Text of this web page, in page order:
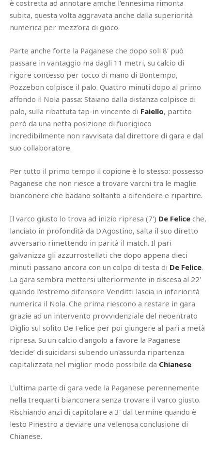
è costretta ad annotare amche l'ennesima rimonta
subita, questa volta aggravata anche dalla superiorità
numerica per mezz'ora di gioco.
Parte anche forte la Paganese che dopo soli 8' può
passare in vantaggio ma dagli 11 metri, su calcio di
rigore concesso per tocco di mano di Bontempo,
Pozzebon colpisce il palo. Quattro minuti dopo al primo
affondo il Nola passa: Staiano dalla distanza colpisce di
palo, sulla ribattuta tap-in vincente di Faiello, partito
però da una netta posizione di fuorigioco
incredibilmente non ravvisata dal direttore di gara e dal
suo collaboratore.
Per tutto il primo tempo il copione è lo stesso: possesso
Paganese che non riesce a trovare varchi tra le maglie
bianconere che badano soltanto a difendere e ripartire.
Il varco giusto lo trova ad inizio ripresa (7') De Felice che,
lanciato in profondità da D'Agostino, salta il suo diretto
avversario rimettendo in parità il match. Il pari
galvanizza gli azzurrostellati che dopo appena dieci
minuti passano ancora con un colpo di testa di De Felice.
La gara sembra mettersi ulteriormente in discesa al 22'
quando l'estremo difensore Venditti lascia in inferiorità
numerica il Nola. Che prima riescono a restare in gara
grazie ad un intervento provvidenziale del neoentrato
Diglio sul solito De Felice per poi giungere al pari a metà
ripresa. Su un calcio d'angolo a favore la Paganese
‘decide’ di suicidarsi subendo un'assurda ripartenza
capitalizzata nel miglior modo possibile da Chianese.
L'ultima parte di gara vede la Paganese perennemente
nella trequarti bianconera senza trovare il varco giusto.
Rischiando anzi di capitolare a 3' dal termine quando è
lesto Pinestro a deviare una velenosa conclusione di
Chianese.